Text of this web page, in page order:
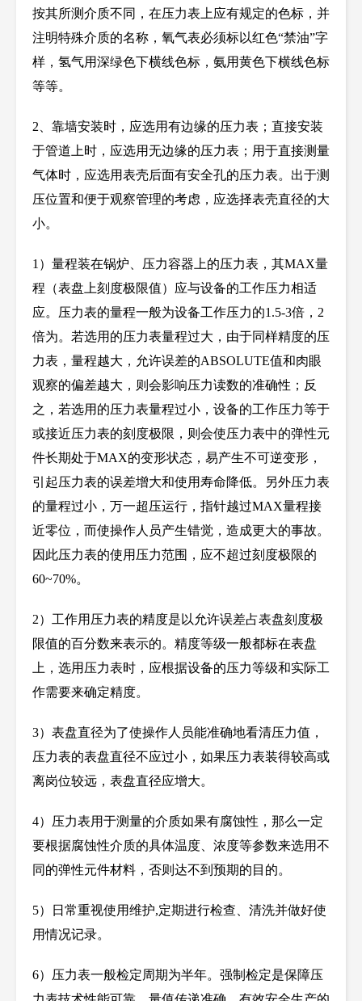
按其所测介质不同，在压力表上应有规定的色标，并
注明特殊介质的名称，氧气表必须标以红色“禁油”字
样，氢气用深绿色下横线色标，氨用黄色下横线色标
等等。
2 、靠墙安装时，应选用有边缘的压力表；直接安装
于管道上时，应选用无边缘的压力表；用于直接测量
气体时，应选用表壳后面有安全孔的压力表。出于测
压位置和便于观察管理的考虑，应选择表壳直径的大
小。
1 ）量程装在锅炉、压力容器上的压力表，其MAX量
程（表盘上刻度极限值）应与设备的工作压力相适
应。压力表的量程一般为设备工作压力的1.5-3倍， 2
倍为。若选用的压力表量程过大，由于同样精度的压
力表，量程越大，允许误差的ABSOLUTE值和肉眼
观察的偏差越大，则会影响压力读数的准确性；反
之，若选用的压力表量程过小，设备的工作压力等于
或接近压力表的刻度极限，则会使压力表中的弹性元
件长期处于MAX的变形状态，易产生不可逆变形，
引起压力表的误差增大和使用寿命降低。另外压力表
的量程过小，万一超压运行，指针越过MAX量程接
近零位，而使操作人员产生错觉，造成更大的事故。
因此压力表的使用压力范围，应不超过刻度极限的
60~70%。
2）工作用压力表的精度是以允许误差占表盘刻度极
限值的百分数来表示的。精度等级一般都标在表盘
上，选用压力表时，应根据设备的压力等级和实际工
作需要来确定精度。
3）表盘直径为了使操作人员能准确地看清压力值，
压力表的表盘直径不应过小，如果压力表装得较高或
离岗位较远，表盘直径应增大。
4）压力表用于测量的介质如果有腐蚀性，那么一定
要根据腐蚀性介质的具体温度、浓度等参数来选用不
同的弹性元件材料，否则达不到预期的目的。
5）日常重视使用维护,定期进行检查、清洗并做好使
用情况记录。
6）压力表一般检定周期为半年。强制检定是保障压